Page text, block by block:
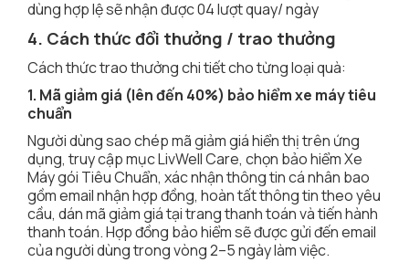
dùng hợp lệ sẽ nhận được 04 lượt quay/ ngày
4. Cách thức đổi thưởng / trao thưởng
Cách thức trao thưởng chi tiết cho từng loại quà:
1. Mã giảm giá (lên đến 40%) bảo hiểm xe máy tiêu
chuẩn
Người dùng sao chép mã giảm giá hiển thị trên ứng
dụng, truy cập mục LivWell Care, chọn bảo hiểm Xe
Máy gói Tiêu Chuẩn, xác nhận thông tin cá nhân bao
gồm email nhận hợp đồng, hoàn tất thông tin theo yêu
cầu, dán mã giảm giá tại trang thanh toán và tiến hành
thanh toán. Hợp đồng bảo hiểm sẽ được gửi đến email
của người dùng trong vòng 2–5 ngày làm việc.